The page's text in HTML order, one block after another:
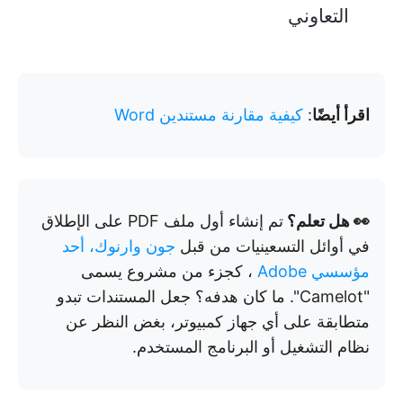
التعاوني
اقرأ أيضًا: كيفية مقارنة مستندين Word
👀 هل تعلم؟
تم إنشاء أول ملف PDF على الإطلاق
في أوائل التسعينيات من قبل جون وارنوك، أحد
مؤسسي Adobe
، كجزء من مشروع يسمى
"Camelot". ما كان هدفه؟ جعل المستندات تبدو
متطابقة على أي جهاز كمبيوتر، بغض النظر عن
نظام التشغيل أو البرنامج المستخدم.